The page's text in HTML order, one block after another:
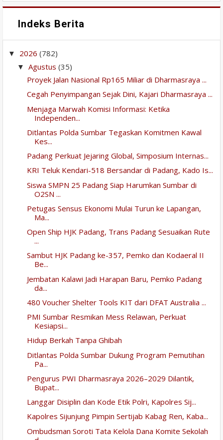
Indeks Berita
▼ 2026 (782)
▼ Agustus (35)
Proyek Jalan Nasional Rp165 Miliar di Dharmasraya ...
Cegah Penyimpangan Sejak Dini, Kajari Dharmasraya ...
Menjaga Marwah Komisi Informasi: Ketika
Independen...
Ditlantas Polda Sumbar Tegaskan Komitmen Kawal
Kes...
Padang Perkuat Jejaring Global, Simposium Internas...
KRI Teluk Kendari-518 Bersandar di Padang, Kado Is...
Siswa SMPN 25 Padang Siap Harumkan Sumbar di
O2SN ...
Petugas Sensus Ekonomi Mulai Turun ke Lapangan,
Ma...
Open Ship HJK Padang, Trans Padang Sesuaikan Rute
...
Sambut HJK Padang ke-357, Pemko dan Kodaeral II
Be...
Jembatan Kalawi Jadi Harapan Baru, Pemko Padang
da...
480 Voucher Shelter Tools KIT dari DFAT Australia ...
PMI Sumbar Resmikan Mess Relawan, Perkuat
Kesiapsi...
Hidup Berkah Tanpa Ghibah
Ditlantas Polda Sumbar Dukung Program Pemutihan
Pa...
Pengurus PWI Dharmasraya 2026–2029 Dilantik,
Bupat...
Langgar Disiplin dan Kode Etik Polri, Kapolres Sij...
Kapolres Sijunjung Pimpin Sertijab Kabag Ren, Kaba...
Ombudsman Soroti Tata Kelola Dana Komite Sekolah